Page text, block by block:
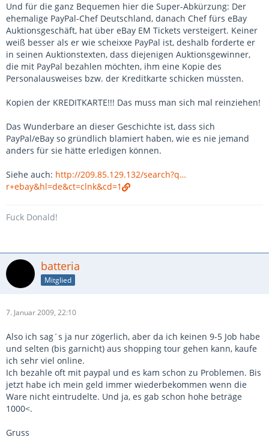
Und für die ganz Bequemen hier die Super-Abkürzung: Der
ehemalige PayPal-Chef Deutschland, danach Chef fürs eBay
Auktionsgeschäft, hat über eBay EM Tickets versteigert. Keiner
weiß besser als er wie scheixxe PayPal ist, deshalb forderte er
in seinen Auktionstexten, dass diejenigen Auktionsgewinner,
die mit PayPal bezahlen möchten, ihm eine Kopie des
Personalausweises bzw. der Kreditkarte schicken müssten.
Kopien der KREDITKARTE!!! Das muss man sich mal reinziehen!
Das Wunderbare an dieser Geschichte ist, dass sich
PayPal/eBay so gründlich blamiert haben, wie es nie jemand
anders für sie hätte erledigen können.
Siehe auch: http://209.85.129.132/search?q…
r+ebay&hl=de&ct=clnk&cd=1
Fuck Donald!
batteria
Mitglied
7. Januar 2009, 22:10
Also ich sag´s ja nur zögerlich, aber da ich keinen 9-5 Job habe
und selten (bis garnicht) aus shopping tour gehen kann, kaufe
ich sehr viel online.
Ich bezahle oft mit paypal und es kam schon zu Problemen. Bis
jetzt habe ich mein geld immer wiederbekommen wenn die
Ware nicht eintrudelte. Und ja, es gab schon hohe beträge
1000<.
Gruss